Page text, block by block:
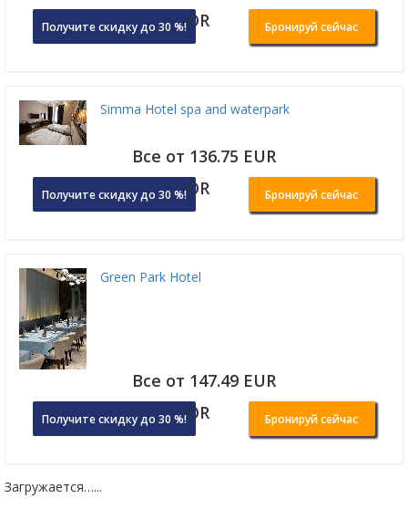
Получите скидку до 30 %!OR Бронируй сейчас
Simma Hotel spa and waterpark
Все от 136.75 EUR
Получите скидку до 30 %!OR Бронируй сейчас
Green Park Hotel
Все от 147.49 EUR
Получите скидку до 30 %!OR Бронируй сейчас
Загружается…...